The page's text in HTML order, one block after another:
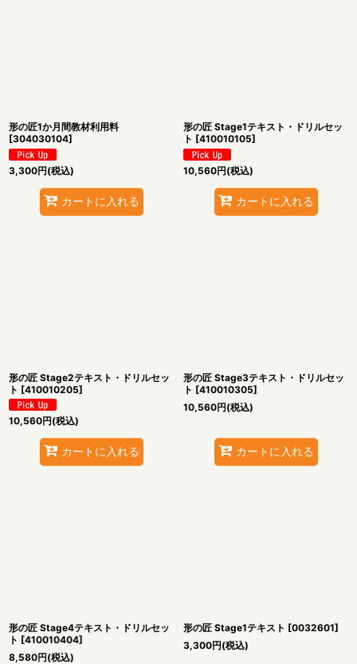
形の匠1か月間教材利用料
[304030104]
3,300円(税込)
カートに入れる
形の匠 Stage1テキスト・ドリルセッ
ト [410010105]
10,560円(税込)
カートに入れる
形の匠 Stage2テキスト・ドリルセッ
ト [410010205]
10,560円(税込)
カートに入れる
形の匠 Stage3テキスト・ドリルセッ
ト [410010305]
10,560円(税込)
カートに入れる
形の匠 Stage4テキスト・ドリルセッ
ト [410010404]
8,580円(税込)
形の匠 Stage1テキスト [0032601]
3,300円(税込)